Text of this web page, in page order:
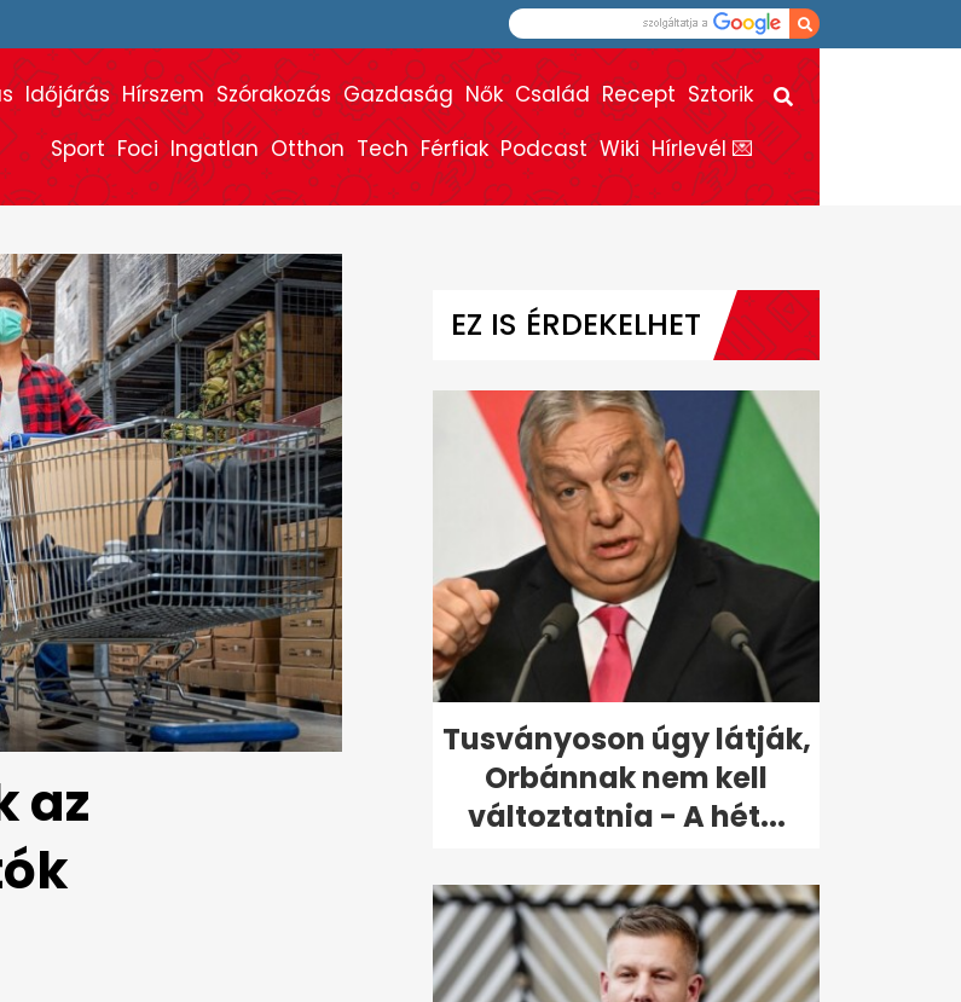
Időjárás Hírszem Szórakozás Gazdaság Nők Család Recept Sztorik
Sport Foci Ingatlan Otthon Tech Férfiak Podcast Wiki Hírlevél 💌
az
EZ IS ÉRDEKELHET
Tusványoson úgy látják,
Orbánnak nem kell
változtatnia - A hét...